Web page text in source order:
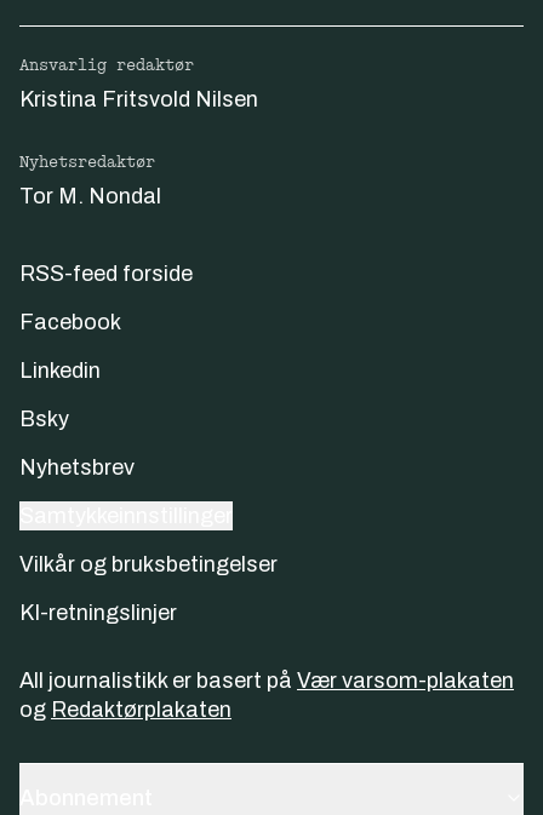
Ansvarlig redaktør
Kristina Fritsvold Nilsen
Nyhetsredaktør
Tor M. Nondal
RSS-feed forside
Facebook
Linkedin
Bsky
Nyhetsbrev
Vilkår og bruksbetingelser
KI-retningslinjer
All journalistikk er basert på Vær varsom-plakaten
og Redaktørplakaten